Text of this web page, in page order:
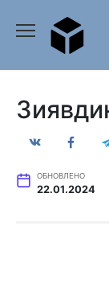
содержанию
ОБНОВЛЕНО
22.01.2024